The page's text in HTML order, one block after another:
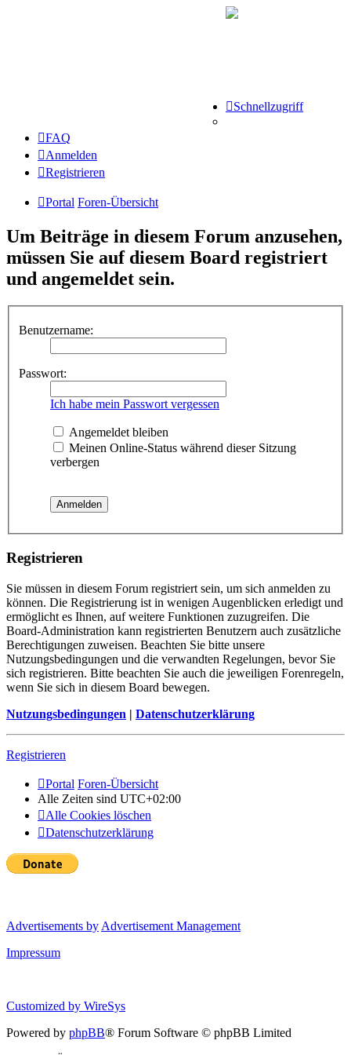
Schnellzugriff
FAQ
Anmelden
Registrieren
Portal Foren-Übersicht
Um Beiträge in diesem Forum anzusehen,
müssen Sie auf diesem Board registriert
und angemeldet sein.
Benutzername:
Passwort:
Ich habe mein Passwort vergessen
Angemeldet bleiben
Meinen Online-Status während dieser Sitzung
verbergen
Registrieren
Sie müssen in diesem Forum registriert sein, um sich anmelden zu
können. Die Registrierung ist in wenigen Augenblicken erledigt und
ermöglicht es Ihnen, auf weitere Funktionen zuzugreifen. Die
Board-Administration kann registrierten Benutzern auch zusätzliche
Berechtigungen zuweisen. Beachten Sie bitte unsere
Nutzungsbedingungen und die verwandten Regelungen, bevor Sie
sich registrieren. Bitte beachten Sie auch die jeweiligen Forenregeln,
wenn Sie sich in diesem Board bewegen.
Nutzungsbedingungen | Datenschutzerklärung
Registrieren
Portal Foren-Übersicht
Alle Zeiten sind UTC+02:00
Alle Cookies löschen
Datenschutzerklärung
Advertisements by Advertisement Management
Impressum
Customized by WireSys
Powered by phpBB® Forum Software © phpBB Limited